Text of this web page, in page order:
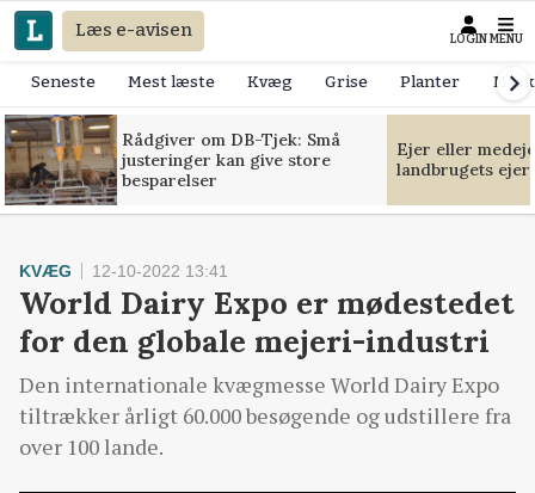
Læs e-avisen LOGIN MENU
Seneste Mest læste Kvæg Grise Planter
Rådgiver om DB-Tjek: Små
justeringer kan give store
besparelser
Ejer eller
landbrugets
KVÆG 12-10-2022 13:41
World Dairy Expo er mødestedet
for den globale mejeri-industri
Den internationale kvægmesse World Dairy Expo
tiltrækker årligt 60.000 besøgende og udstillere fra
over 100 lande.